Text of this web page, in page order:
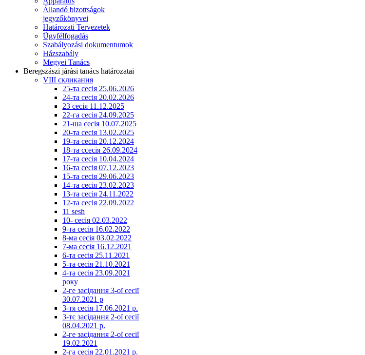
Állandó bizottságok
jegyzőkönyvei
Határozati Tervezetek
Ügyfélfogadás
Szabályozási dokumentumok
Házszabály
Megyei Tanács
Beregszászi járási tanács határozatai
VIII скликання
25-та сесія 25.06.2026
24-та сесія 20.02.2026
23 сесія 11.12.2025
22-га сесія 24.09.2025
21-ша сесія 10.07.2025
20-та сесія 13.02.2025
19-та сесія 20.12.2024
18-та ссесія 26.09.2024
17-та сесія 10.04.2024
16-та сесія 07.12.2023
15-та сесія 29.06.2023
14-та сесія 23.02.2023
13-та сесія 24.11.2022
12-та сесія 22.09.2022
11 sesh
10- сесія 02.03.2022
9-та сесія 16.02.2022
8-ма сесія 03.02.2022
7-ма сесія 16.12.2021
6-та сесія 25.11.2021
5-та сесія 21.10.2021
4-та сесія 23.09.2021
року
2-ге засідання 3-ої сесії
30.07.2021 р
3-тя сесія 17.06.2021 р.
3-тє засідання 2-ої сесії
08.04.2021 р.
2-ге засідання 2-ої сесії
19.02.2021
2-га сесія 22.01.2021 р.